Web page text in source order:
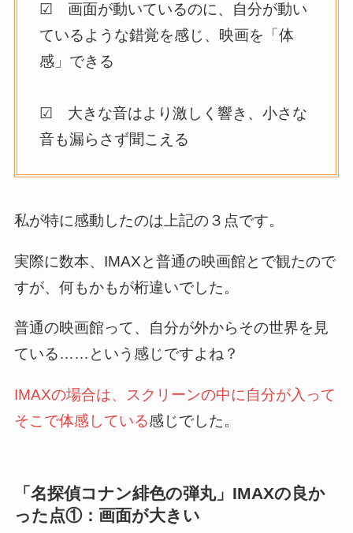
☑ 画面が動いているのに、自分が動い
ているような錯覚を感じ、映画を「体
感」できる
☑ 大きな音はより激しく響き、小さな
音も漏らさず聞こえる
私が特に感動したのは上記の３点です。
実際に数本、IMAXと普通の映画館とで観たので
すが、何もかもが桁違いでした。
普通の映画館って、自分が外からその世界を見
ている……という感じですよね？
IMAXの場合は、スクリーンの中に自分が入って
そこで体感している感じでした。
「名探偵コナン緋色の弾丸」IMAXの良か
った点①：画面が大きい